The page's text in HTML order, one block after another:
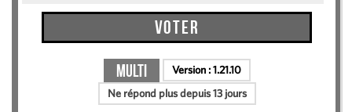
Voter
Multi Version :1.21.10
Ne répond plus depuis 13 jours